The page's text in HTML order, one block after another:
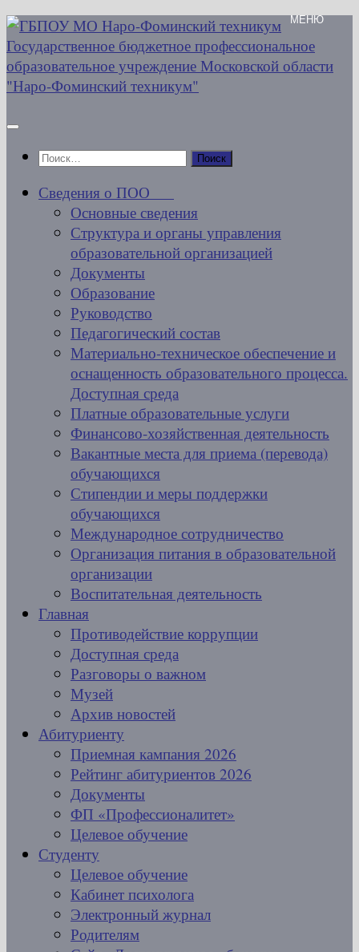
Перейти
к
содержимому
Найти:
Сведения о ПОО
Основные сведения
Структура и органы управления
образовательной организацией
Документы
Образование
Руководство
Педагогический состав
Материально-техническое обеспечение и
оснащенность образовательного процесса.
Доступная среда
Платные образовательные услуги
Финансово-хозяйственная деятельность
Вакантные места для приема (перевода)
обучающихся
Стипендии и меры поддержки
обучающихся
Международное сотрудничество
Организация питания в образовательной
организации
Воспитательная деятельность
Главная
Противодействие коррупции
Доступная среда
Разговоры о важном
Музей
Архив новостей
Абитуриенту
Приемная кампания 2026
Рейтинг абитуриентов 2026
Документы
ФП «Профессионалитет»
Целевое обучение
Студенту
Целевое обучение
Кабинет психолога
Электронный журнал
Родителям